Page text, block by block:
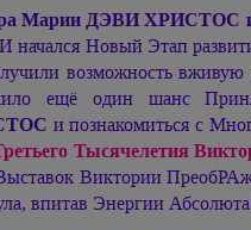
Марии ДЭВИ ХРИСТОС
Новый Этап
возможность
ещё один шанс
и познакомиться с
Тысячелетия
Виктории
впитав Энергии